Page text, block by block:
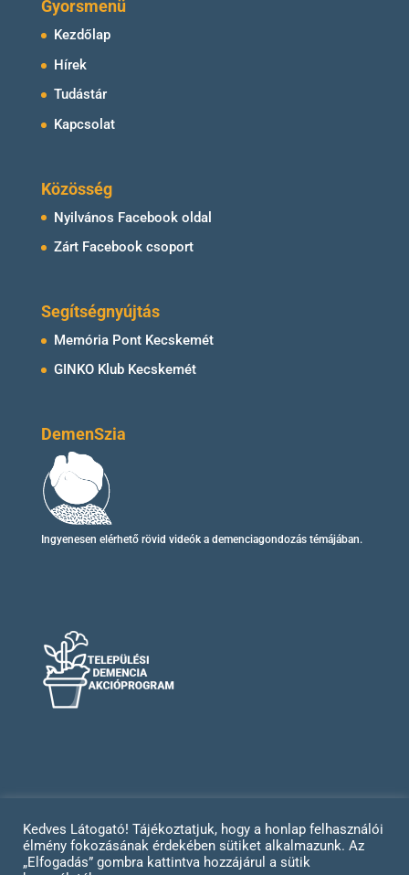
Gyorsmenü
Kezdőlap
Hírek
Tudástár
Kapcsolat
Közösség
Nyilvános Facebook oldal
Zárt Facebook csoport
Segítségnyújtás
Memória Pont Kecskemét
GINKO Klub Kecskemét
DemenSzia
Ingyenesen elérhető rövid videóka demenciagondozás témájában.
Impresszum Adatvédelem
Kedves Látogató! Tájékoztatjuk, hogy a honlap felhasználói
élmény fokozásának érdekében sütiket alkalmazunk. Az
„Elfogadás” gombra kattintva hozzájárul a sütik